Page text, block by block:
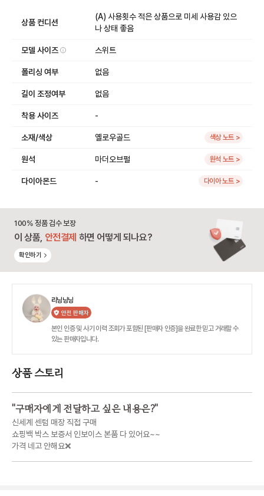
상품 컨디션
(A) 사용횟수 적은 상품으로 미세 사용감 있으
나 상태 좋음
모델 사이즈 스위트
폴리싱 여부 없음
길이 조정여부 없음
착용 사이즈 -
소재/색상 옐로우골드 색상 노트 >
원석 마더오브펄 원석 노트 >
다이아몬드 - 다이아 노트 >
100% 정품 검수 보장
이 상품, 안전결제 하면 어떻게 되나요?
확인하기
리닝닝닝
안전 판매자
본인 인증 및 사기 이력 조회가 포함된 [판매자 인증]을 완료한 믿고 거래할 수
있는 판매자입니다.
상품 스토리
"구매자에게 전달하고 싶은 내용은?"
신세계 센텀 매장 직접 구매
쇼핑백 박스 보증서 인보이스 본품 다 있어요~~
가격 네고 안해요❌